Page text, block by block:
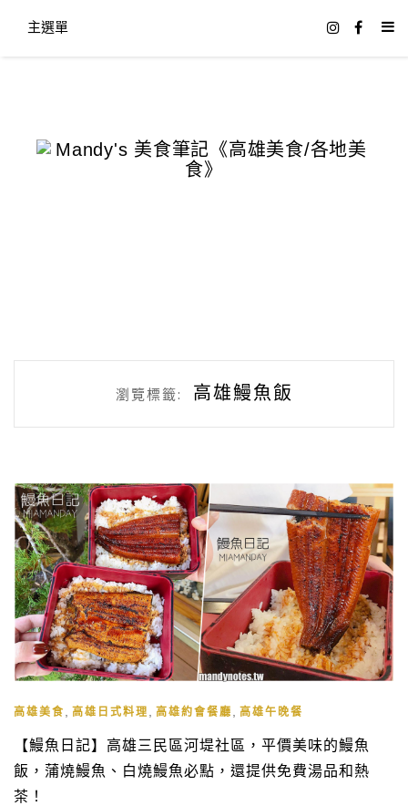
主選單
瀏覽標籤: 高雄鰻魚飯
高雄美食 , 高雄日式料理 , 高雄約會餐廳 , 高雄午晚餐
【鰻魚日記】高雄三民區河堤社區，平價美味的鰻魚
飯，蒲燒鰻魚、白燒鰻魚必點，還提供免費湯品和熱
茶！